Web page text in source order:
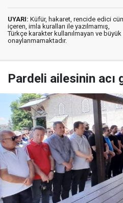
UYARI: Küfür, hakaret, rencide edici
içeren, imla kuralları ile yazılmamış,
Türkçe karakter kullanılmayan ve
onaylanmamaktadır.
Pardeli ailesinin acı